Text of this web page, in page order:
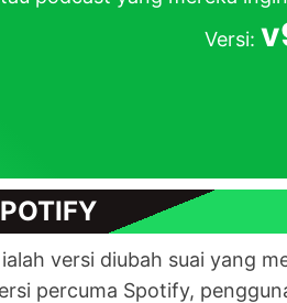
Versi:
versi diubah suai yang
percuma Spotify,